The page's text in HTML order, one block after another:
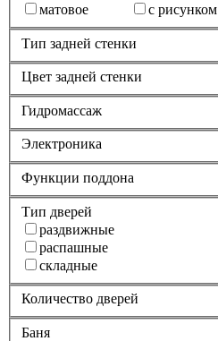
матовое
с рисунком
Тип задней стенки
Цвет задней стенки
Гидромассаж
Электроника
Функции поддона
Тип дверей
раздвижные
распашные
складные
Количество дверей
Баня